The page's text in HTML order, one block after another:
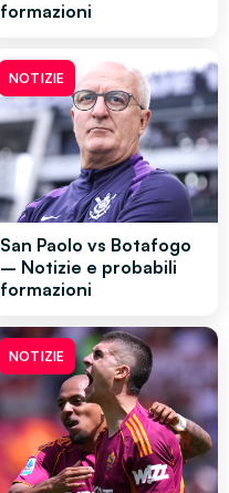
formazioni
NOTIZIE
San Paolo vs Botafogo
– Notizie e probabili
formazioni
NOTIZIE